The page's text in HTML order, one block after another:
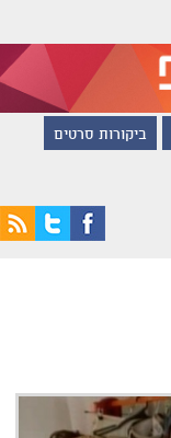
ביקורות סרטים